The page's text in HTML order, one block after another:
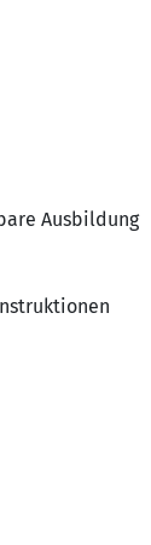
Ausbildung